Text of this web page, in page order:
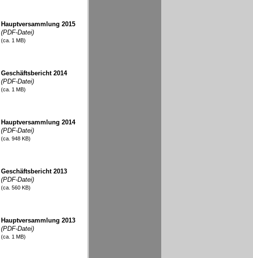
Hauptversammlung 2015
(PDF-Datei)
(ca. 1 MB)
Geschäftsbericht 2014
(PDF-Datei)
(ca. 1 MB)
Hauptversammlung 2014
(PDF-Datei)
(ca. 948 KB)
Geschäftsbericht 2013
(PDF-Datei)
(ca. 560 KB)
Hauptversammlung 2013
(PDF-Datei)
(ca. 1 MB)